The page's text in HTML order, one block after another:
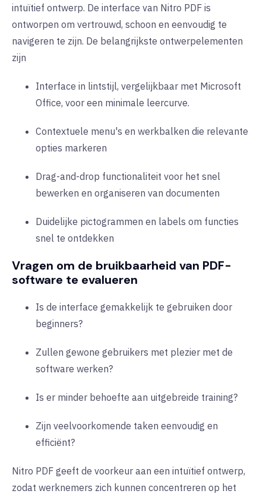
intuïtief ontwerp. De interface van Nitro PDF is
ontworpen om vertrouwd, schoon en eenvoudig te
navigeren te zijn. De belangrijkste ontwerpelementen
zijn
Interface in lintstijl, vergelijkbaar met Microsoft
Office, voor een minimale leercurve.
Contextuele menu's en werkbalken die relevante
opties markeren
Drag-and-drop functionaliteit voor het snel
bewerken en organiseren van documenten
Duidelijke pictogrammen en labels om functies
snel te ontdekken
Vragen om de bruikbaarheid van PDF-
software te evalueren
Is de interface gemakkelijk te gebruiken door
beginners?
Zullen gewone gebruikers met plezier met de
software werken?
Is er minder behoefte aan uitgebreide training?
Zijn veelvoorkomende taken eenvoudig en
efficiënt?
Nitro PDF geeft de voorkeur aan een intuïtief ontwerp,
zodat werknemers zich kunnen concentreren op het